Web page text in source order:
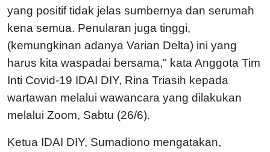
yang positif tidak jelas sumbernya dan serumah
kena semua. Penularan juga tinggi,
(kemungkinan adanya Varian Delta) ini yang
harus kita waspadai bersama," kata Anggota Tim
Inti Covid-19 IDAI DIY, Rina Triasih kepada
wartawan melalui wawancara yang dilakukan
melalui Zoom, Sabtu (26/6).
Ketua IDAI DIY, Sumadiono mengatakan,